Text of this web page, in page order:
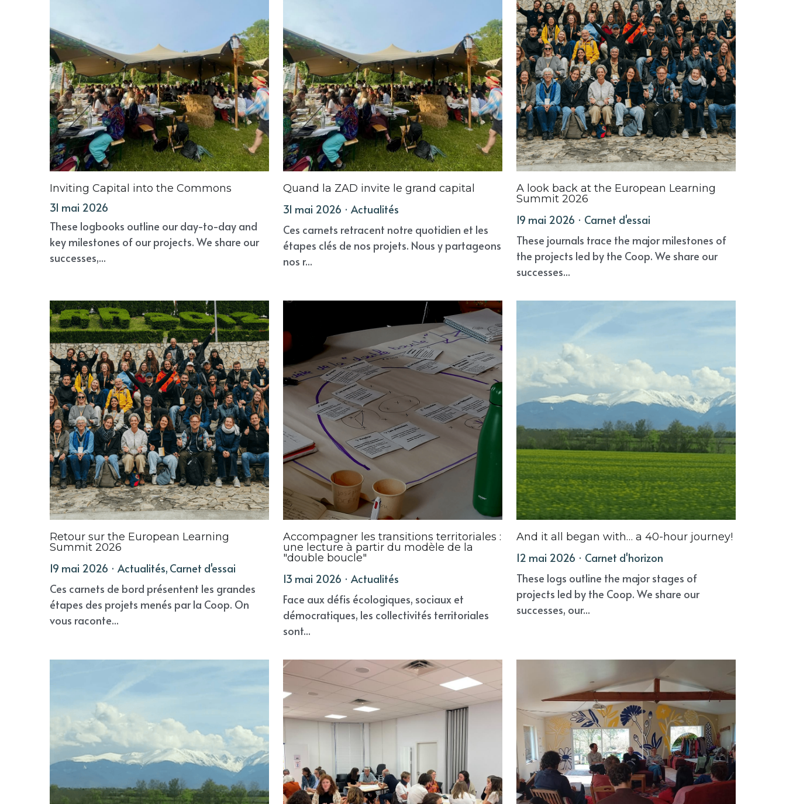
Inviting Capital into the Commons
31 mai 2026
These logbooks outline our day-to-day and
key milestones of our projects. We share our
successes,...
Quand la ZAD invite le grand capital
31 mai 2026 · Actualités
Ces carnets retracent notre quotidien et les
étapes clés de nos projets. Nous y partageons
nos r...
A look back at the European Learning
Summit 2026
19 mai 2026 · Carnet d'essai
These journals trace the major milestones of
the projects led by the Coop. We share our
successes...
Retour sur the European Learning
Summit 2026
19 mai 2026 · Actualités, Carnet d'essai
Ces carnets de bord présentent les grandes
étapes des projets menés par la Coop. On
vous raconte...
Accompagner les transitions territoriales :
une lecture à partir du modèle de la
"double boucle"
13 mai 2026 · Actualités
Face aux défis écologiques, sociaux et
démocratiques, les collectivités territoriales
sont...
And it all began with… a 40-hour journey!
12 mai 2026 · Carnet d'horizon
These logs outline the major stages of
projects led by the Coop. We share our
successes, our...